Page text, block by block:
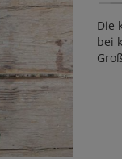
Die
bei